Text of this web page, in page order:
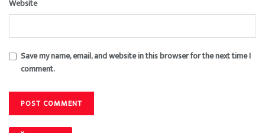
Website
Save my name, email, and website in this browser for the next time I
comment.